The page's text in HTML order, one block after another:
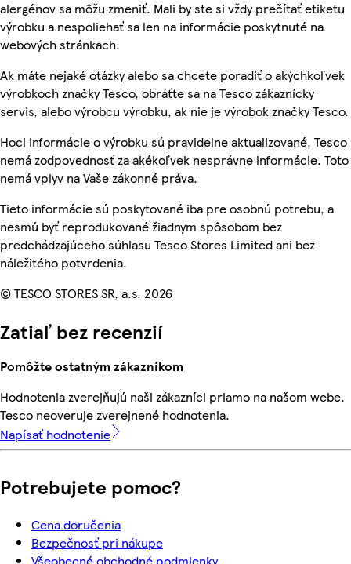
alergénov sa môžu zmeniť. Mali by ste si vždy prečítať etiketu
výrobku a nespoliehať sa len na informácie poskytnuté na
webových stránkach.
Ak máte nejaké otázky alebo sa chcete poradiť o akýchkoľvek
výrobkoch značky Tesco, obráťte sa na Tesco zákaznícky
servis, alebo výrobcu výrobku, ak nie je výrobok značky Tesco.
Hoci informácie o výrobku sú pravidelne aktualizované, Tesco
nemá zodpovednosť za akékoľvek nesprávne informácie. Toto
nemá vplyv na Vaše zákonné práva.
Tieto informácie sú poskytované iba pre osobnú potrebu, a
nesmú byť reprodukované žiadnym spôsobom bez
predchádzajúceho súhlasu Tesco Stores Limited ani bez
náležitého potvrdenia.
© TESCO STORES SR, a.s. 2026
Zatiaľ bez recenzií
Pomôžte ostatným zákazníkom
Hodnotenia zverejňujú naši zákazníci priamo na našom webe.
Tesco neoveruje zverejnené hodnotenia.
Napísať hodnotenie
Potrebujete pomoc?
Cena doručenia
Bezpečnosť pri nákupe
Všeobecné obchodné podmienky